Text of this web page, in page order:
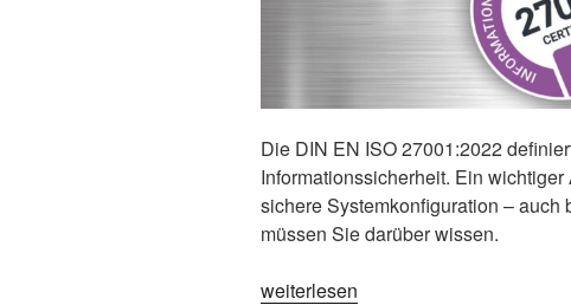
Die DIN EN ISO 27001:2022
Informationssicherheit. Ein
sichere Systemkonfiguration – auch
müssen Sie darüber wissen.
„ISO
weiterlesen